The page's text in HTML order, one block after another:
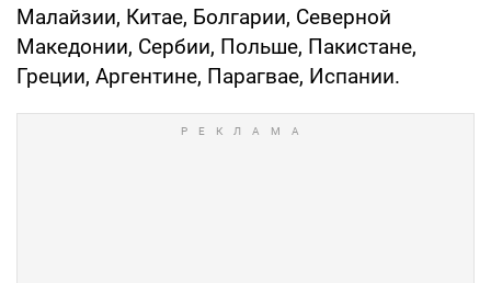
Малайзии, Китае, Болгарии, Северной
Македонии, Сербии, Польше, Пакистане,
Греции, Аргентине, Парагвае, Испании.